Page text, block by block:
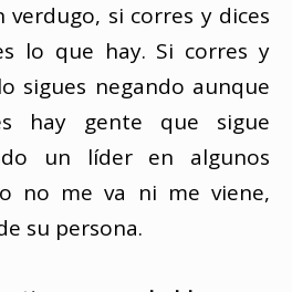
verdugo, si corres y dices
lo que hay. Si corres y
sigues negando aunque
hay gente que sigue
un líder en algunos
no me va ni me viene,
su persona.